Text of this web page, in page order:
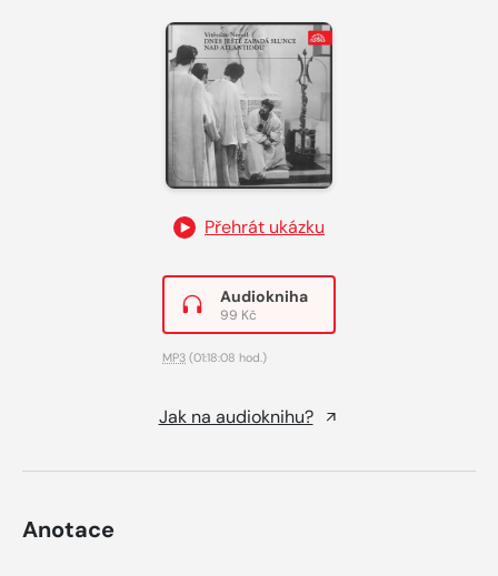
Přehrát ukázku
Audiokniha
99 Kč
MP3 (01:18:08 hod.)
Jak na audioknihu?
Anotace